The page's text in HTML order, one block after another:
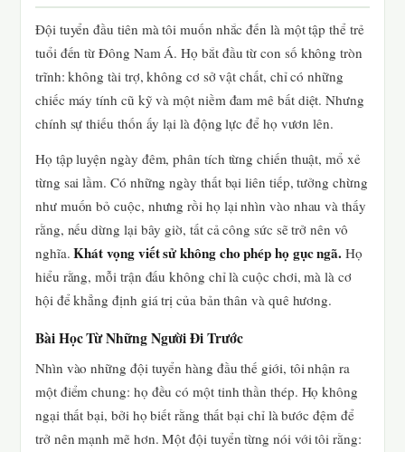
Đội tuyển đầu tiên mà tôi muốn nhắc đến là một tập thể trẻ
tuổi đến từ Đông Nam Á. Họ bắt đầu từ con số không tròn
trĩnh: không tài trợ, không cơ sở vật chất, chỉ có những
chiếc máy tính cũ kỹ và một niềm đam mê bất diệt. Nhưng
chính sự thiếu thốn ấy lại là động lực để họ vươn lên.
Họ tập luyện ngày đêm, phân tích từng chiến thuật, mổ xẻ
từng sai lầm. Có những ngày thất bại liên tiếp, tưởng chừng
như muốn bỏ cuộc, nhưng rồi họ lại nhìn vào nhau và thấy
rằng, nếu dừng lại bây giờ, tất cả công sức sẽ trở nên vô
nghĩa.Khát vọng viết sử không cho phép họ gục ngã. Họ
hiểu rằng, mỗi trận đấu không chỉ là cuộc chơi, mà là cơ
hội để khẳng định giá trị của bản thân và quê hương.
Bài Học Từ Những Người Đi Trước
Nhìn vào những đội tuyển hàng đầu thế giới, tôi nhận ra
một điểm chung: họ đều có một tinh thần thép. Họ không
ngại thất bại, bởi họ biết rằng thất bại chỉ là bước đệm để
trở nên mạnh mẽ hơn. Một đội tuyển từng nói với tôi rằng: